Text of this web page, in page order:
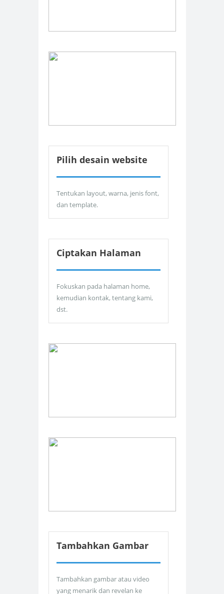
Pilih desain website
Tentukan layout, warna, jenis font,
dan template.
Ciptakan Halaman
Fokuskan pada halaman home,
kemudian kontak, tentang kami,
dst.
Tambahkan Gambar
Tambahkan gambar atau video
yang menarik dan revelan ke